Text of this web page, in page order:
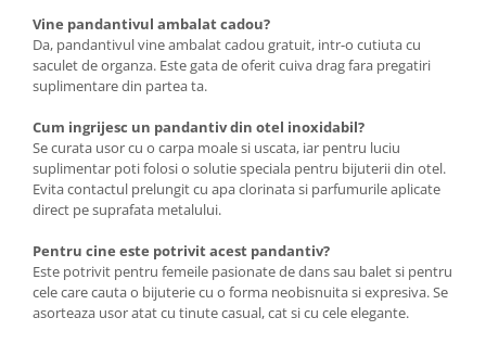
Vine pandantivul ambalat cadou?
Da, pandantivul vine ambalat cadou gratuit, intr-o cutiuta cu
saculet de organza. Este gata de oferit cuiva drag fara pregatiri
suplimentare din partea ta.
Cum ingrijesc un pandantiv din otel inoxidabil?
Se curata usor cu o carpa moale si uscata, iar pentru luciu
suplimentar poti folosi o solutie speciala pentru bijuterii din otel.
Evita contactul prelungit cu apa clorinata si parfumurile aplicate
direct pe suprafata metalului.
Pentru cine este potrivit acest pandantiv?
Este potrivit pentru femeile pasionate de dans sau balet si pentru
cele care cauta o bijuterie cu o forma neobisnuita si expresiva. Se
asorteaza usor atat cu tinute casual, cat si cu cele elegante.